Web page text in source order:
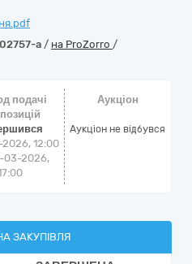
a / на ProZorro /
подачі
12:00
03-2026,
Аукціон
Аукціон не відбувся
ЗАКУПІВЛЯ